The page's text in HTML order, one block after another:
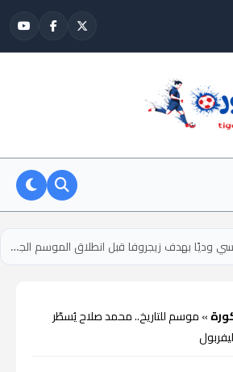
يوفنتوس يهزم تشيلسي وديًا بهدف زيجروفا قبل انطلاق الموسم الجديد
»موسم للتاريخ.. محمد صلاح يُسطّر